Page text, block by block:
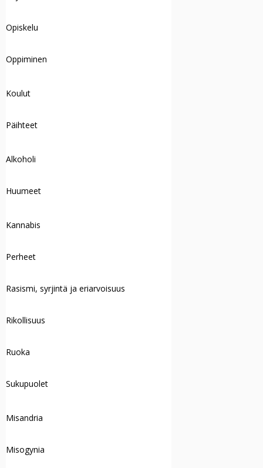
Opiskelu
Oppiminen
Koulut
Päihteet
Alkoholi
Huumeet
Kannabis
Perheet
Rasismi, syrjintä ja eriarvoisuus
Rikollisuus
Ruoka
Sukupuolet
Misandria
Misogynia